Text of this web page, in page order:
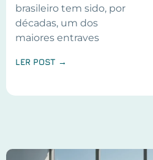
brasileiro tem sido, por
décadas, um dos
maiores entraves
LER POST →